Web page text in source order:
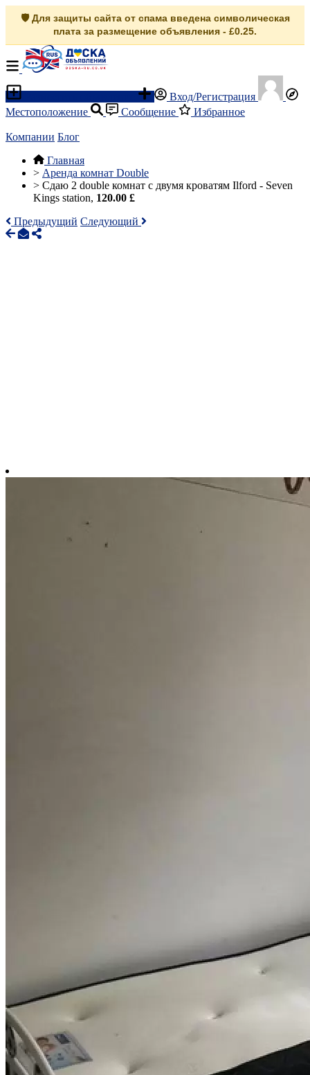
🛡️ Для защиты сайта от спама введена символическая
плата за размещение объявления - £0.25.
Вход/Регистрация
Местоположение
Сообщение Избранное
Компании Блог
Главная
> Аренда комнат Double
> Cдаю 2 double комнат c двумя кроватям Ilford - Seven
Kings station, 120.00 £
Предыдущий Следующий